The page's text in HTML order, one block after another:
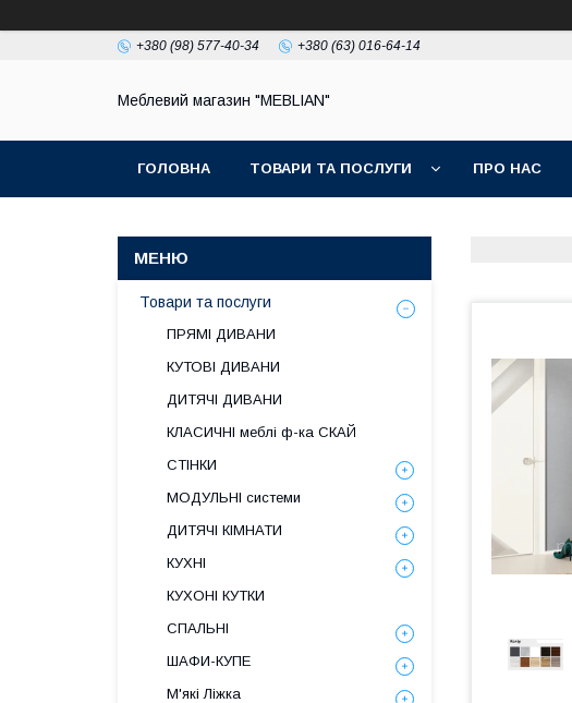
+380 (98) 577-40-34 +380 (63) 016-64-14
Меблевий магазин "MEBLIAN"
ГОЛОВНА ТОВАРИ ТА ПОСЛУГИ ПРО НАС
Товари та послуги
ПРЯМІ ДИВАНИ
КУТОВІ ДИВАНИ
ДИТЯЧІ ДИВАНИ
КЛАСИЧНІ меблі ф-ка СКАЙ
СТІНКИ
МОДУЛЬНІ системи
ДИТЯЧІ КІМНАТИ
КУХНІ
КУХОНІ КУТКИ
СПАЛЬНІ
ШАФИ-КУПЕ
М'які Ліжка